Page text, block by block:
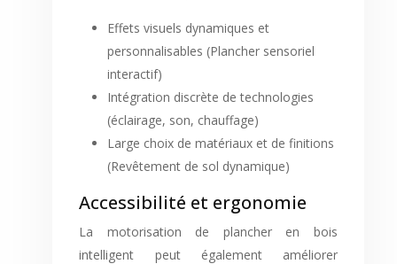
Effets visuels dynamiques et
personnalisables (Plancher sensoriel
interactif)
Intégration discrète de technologies
(éclairage, son, chauffage)
Large choix de matériaux et de finitions
(Revêtement de sol dynamique)
Accessibilité et ergonomie
La motorisation de plancher en bois
intelligent peut également améliorer